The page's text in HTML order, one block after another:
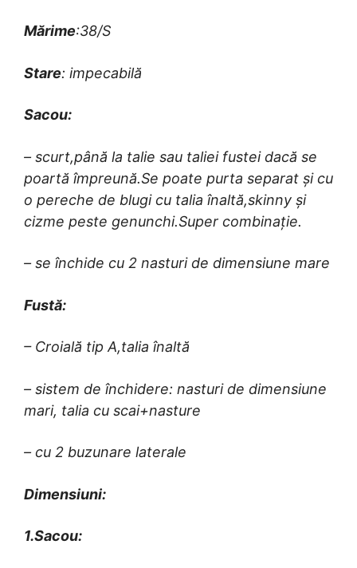
Mărime:38/S
Stare: impecabilă
Sacou:
– scurt,până la talie sau taliei fustei dacă se
poartă împreună.Se poate purta separat și cu
o pereche de blugi cu talia înaltă,skinny și
cizme peste genunchi.Super combinație.
– se închide cu 2 nasturi de dimensiune mare
Fustă:
– Croială tip A,talia înaltă
– sistem de închidere: nasturi de dimensiune
mari, talia cu scai+nasture
– cu 2 buzunare laterale
Dimensiuni:
1.Sacou: